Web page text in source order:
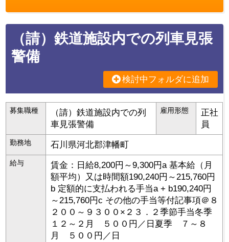
（請）鉄道施設内での列車見張
警備
検討中フォルダに追加
募集職種
（請）鉄道施設内での列
車見張警備
雇用形態
正社
員
勤務地 石川県河北郡津幡町
給与
賃金：日給8,200円～9,300円a 基本給（月
額平均）又は時間額190,240円～215,760円
b 定額的に支払われる手当a + b190,240円
～215,760円c その他の手当等付記事項＠８
２００～９３００×２３．２季節手当冬季
１２～２月 ５００円／日夏季 ７～８
月 ５００円／日